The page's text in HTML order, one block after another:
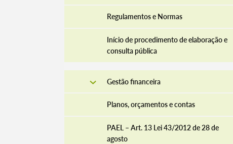
Regulamentos e Normas
Início de procedimento de elaboração e
consulta pública
Gestão financeira
Planos, orçamentos e contas
PAEL – Art. 13 Lei 43/2012 de 28 de
agosto